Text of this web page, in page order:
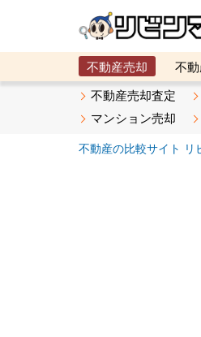
不動産売却 不
メタ住宅展示場
ベ
不動産売却査定
マンション売却
不動産の比較サイト リ